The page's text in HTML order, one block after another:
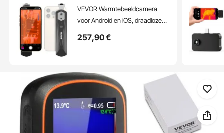
VEVOR Warmtebeeldcamera
voor Android en iOS, draadloze
met 256 x 192 IR-resolutie, Wi-Fi
vernieuwingsfrequentie voor
smartphones
257,90€